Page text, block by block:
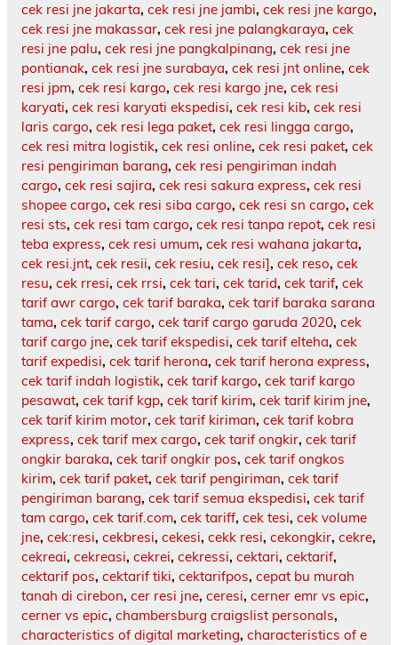
cek resi jne jakarta, cek resi jne jambi, cek resi jne kargo,
cek resi jne makassar, cek resi jne palangkaraya, cek
resi jne palu, cek resi jne pangkalpinang, cek resi jne
pontianak, cek resi jne surabaya, cek resi jnt online, cek
resi jpm, cek resi kargo, cek resi kargo jne, cek resi
karyati, cek resi karyati ekspedisi, cek resi kib, cek resi
laris cargo, cek resi lega paket, cek resi lingga cargo,
cek resi mitra logistik, cek resi online, cek resi paket, cek
resi pengiriman barang, cek resi pengiriman indah
cargo, cek resi sajira, cek resi sakura express, cek resi
shopee cargo, cek resi siba cargo, cek resi sn cargo, cek
resi sts, cek resi tam cargo, cek resi tanpa repot, cek resi
teba express, cek resi umum, cek resi wahana jakarta,
cek resi.jnt, cek resii, cek resiu, cek resi], cek reso, cek
resu, cek rresi, cek rrsi, cek tari, cek tarid, cek tarif, cek
tarif awr cargo, cek tarif baraka, cek tarif baraka sarana
tama, cek tarif cargo, cek tarif cargo garuda 2020, cek
tarif cargo jne, cek tarif ekspedisi, cek tarif elteha, cek
tarif expedisi, cek tarif herona, cek tarif herona express,
cek tarif indah logistik, cek tarif kargo, cek tarif kargo
pesawat, cek tarif kgp, cek tarif kirim, cek tarif kirim jne,
cek tarif kirim motor, cek tarif kiriman, cek tarif kobra
express, cek tarif mex cargo, cek tarif ongkir, cek tarif
ongkir baraka, cek tarif ongkir pos, cek tarif ongkos
kirim, cek tarif paket, cek tarif pengiriman, cek tarif
pengiriman barang, cek tarif semua ekspedisi, cek tarif
tam cargo, cek tarif.com, cek tariff, cek tesi, cek volume
jne, cek:resi, cekbresi, cekesi, cekk resi, cekongkir, cekre,
cekreai, cekreasi, cekrei, cekressi, cektari, cektarif,
cektarif pos, cektarif tiki, cektarifpos, cepat bu murah
tanah di cirebon, cer resi jne, ceresi, cerner emr vs epic,
cerner vs epic, chambersburg craigslist personals,
characteristics of digital marketing, characteristics of e